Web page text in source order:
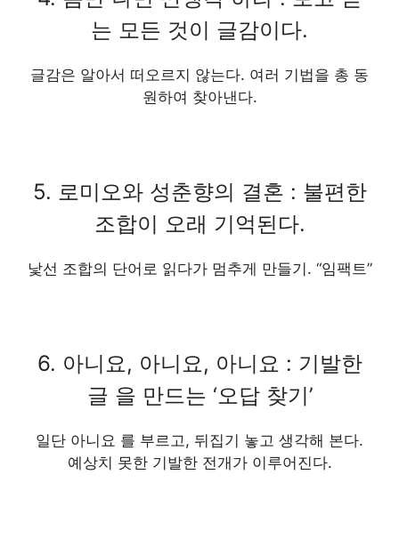
는 모든 것이 글감이다.
글감은 알아서 떠오르지 않는다. 여러 기법을 총 동
원하여 찾아낸다.
5. 로미오와 성춘향의 결혼 : 불편한
조합이 오래 기억된다.
낯선 조합의 단어로 읽다가 멈추게 만들기. “임팩트”
6. 아니요, 아니요, 아니요 : 기발한
글 을 만드는 ‘오답 찾기’
일단 아니요 를 부르고, 뒤집기 놓고 생각해 본다.
예상치 못한 기발한 전개가 이루어진다.